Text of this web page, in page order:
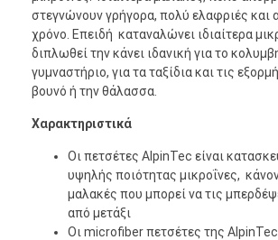
στεγνώνουν γρήγορα, πολύ ελαφριές και
χρόνο. Επειδή καταναλώνει ιδιαίτερα
διπλωθεί την κάνει ιδανική για το
γυμναστήριο, για τα ταξίδια και τις
βουνό ή την θάλασσα.
Χαρακτηριστικά
Οι πετσέτες AlpinTec είναι
υψηλής ποιότητας μικροΐνες,
μαλακές που μπορεί να τις
από μετάξι
Οι microfiber πετσέτες της AlpinTec